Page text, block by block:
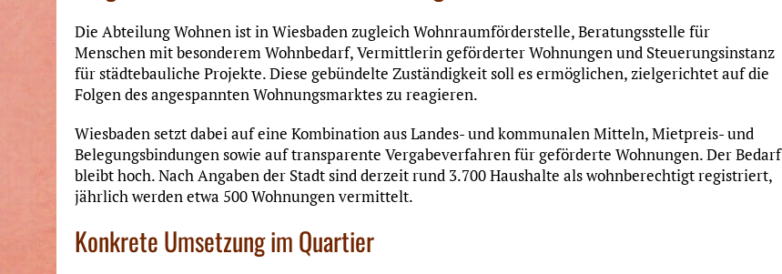
Die Abteilung Wohnen ist in Wiesbaden zugleich Wohnraumförderstelle, Beratungsstelle für
Menschen mit besonderem Wohnbedarf, Vermittlerin geförderter Wohnungen und Steuerungsinstanz
für städtebauliche Projekte. Diese gebündelte Zuständigkeit soll es ermöglichen, zielgerichtet auf die
Folgen des angespannten Wohnungsmarktes zu reagieren.
Wiesbaden setzt dabei auf eine Kombination aus Landes- und kommunalen Mitteln, Mietpreis- und
Belegungsbindungen sowie auf transparente Vergabeverfahren für geförderte Wohnungen. Der Bedarf
bleibt hoch. Nach Angaben der Stadt sind derzeit rund 3.700 Haushalte als wohnberechtigt registriert,
jährlich werden etwa 500 Wohnungen vermittelt.
Konkrete Umsetzung im Quartier